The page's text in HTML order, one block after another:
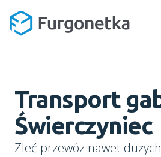
Transport
Świerczyniec
Zleć przewóz nawet